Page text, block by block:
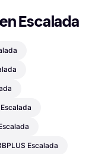
Escalada
Escalada